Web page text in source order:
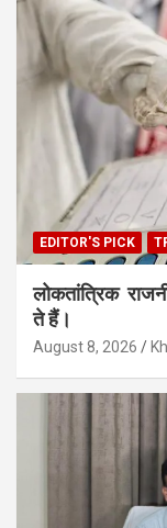
EDITOR'S PICK
लोकतांत्रिक
ते हैं।
August 8, 2026